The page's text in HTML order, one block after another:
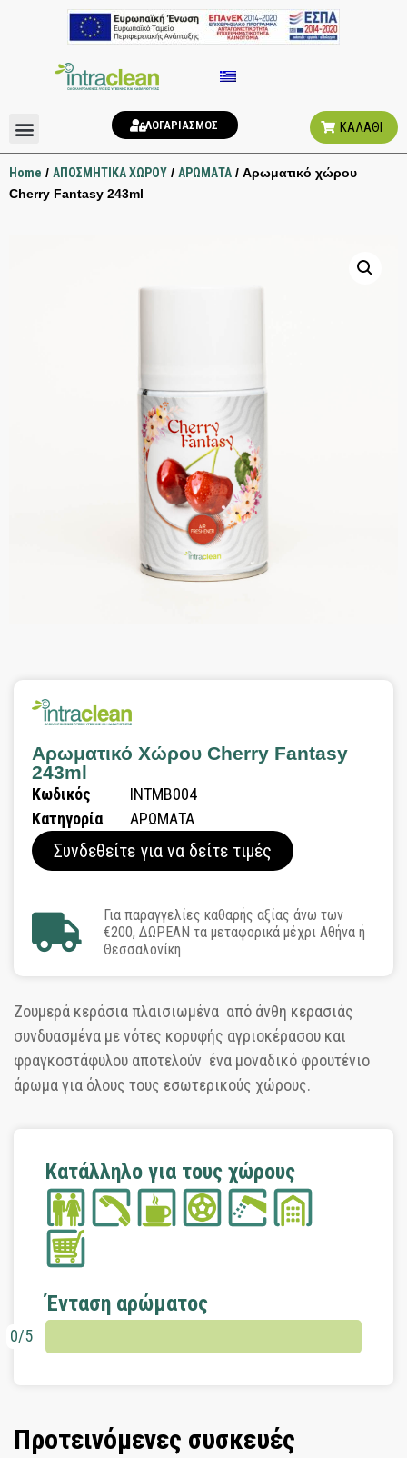
ΛΟΓΑΡΙΑΣΜΟΣ ΚΑΛΑΘΙ
Home / ΑΠΟΣΜΗΤΙΚΑ ΧΩΡΟΥ / ΑΡΩΜΑΤΑ / Αρωματικό χώρου
Cherry Fantasy 243ml
Ζουμερά κεράσια πλαισιωμένα από άνθη κερασιάς
συνδυασμένα με νότες κορυφής αγριοκέρασου και
φραγκοστάφυλου αποτελούν ένα μοναδικό φρουτένιο
άρωμα για όλους τους εσωτερικούς χώρους.
Κατάλληλο για τους χώρους
Ένταση αρώματος
0/5
Προτεινόμενες συσκευές
Αρωματικό Χώρου Cherry Fantasy
243ml
Κωδικός
INTMB004
Κατηγορία
ΑΡΩΜΑΤΑ
Συνδεθείτε για να δείτε τιμές
Για παραγγελίες καθαρής αξίας άνω των
€200, ΔΩΡΕΑΝ τα μεταφορικά μέχρι Αθήνα ή
Θεσσαλονίκη